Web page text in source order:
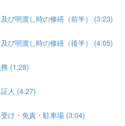
び明渡し時の修繕（前半） (3:23)
び明渡し時の修繕（後半） (4:05)
(1:28)
人 (4:27)
け・免責・駐車場 (3:04)